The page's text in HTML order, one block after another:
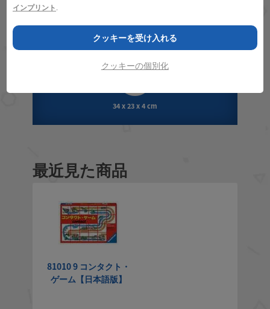
5 - 99 approx 20 min
34 x 23 x 4 cm
最近見た商品
81010 9 コンタクト・
ゲーム【日本語版】
インプリント.
クッキーを受け入れる
クッキーの個別化